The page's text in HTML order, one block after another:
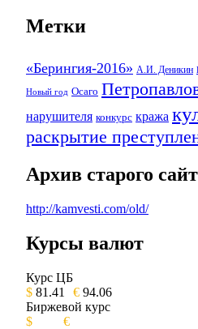
Метки
«Берингия-2016» А.И. Деникин
Новый год Осаго
нарушителя конкурс кража
раскрытие
Архив старого
http://kamvesti.com/old/
Курсы валют
Курс ЦБ
$ 81.41 € 94.06
Биржевой курс
$
€